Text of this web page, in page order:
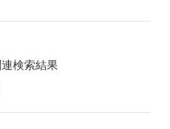
検索結果